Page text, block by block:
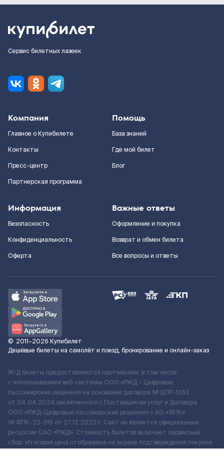
Сервис билетных лазеек
Компания
Главное о Купибилете
Контакты
Пресс-центр
Партнерская программа
Помощь
База знаний
Где мой билет
Блог
Информация
Безопасность
Конфиденциальность
Оферта
Важные ответы
Оформление и покупка
Возврат и обмен билета
Все вопросы и ответы
© 2011–2026 Купибилет
Дешёвые билеты на самолёт и поезд, бронирование и онлайн-заказ
Ж/Д билеты предоставляются партнёрами, в том числе
с использованием веб-системы ООО «РЖД – Цифровые
пассажирские решения» на основании договора № ЦПР-1282
от 04.04.2024 заключенного с Поставщиком услуг и Договора
ООО «РЖД-Цифровые пассажирские решения» c АО «ФПК»
№ ФПК-22-316 от 27.12.2022 г. Сайт не является официальным
ресурсом ОАО «РЖД». Стоимость билетов включает сервисный
сбор. Итоговая цена отображена на экране подтверждения покупки.